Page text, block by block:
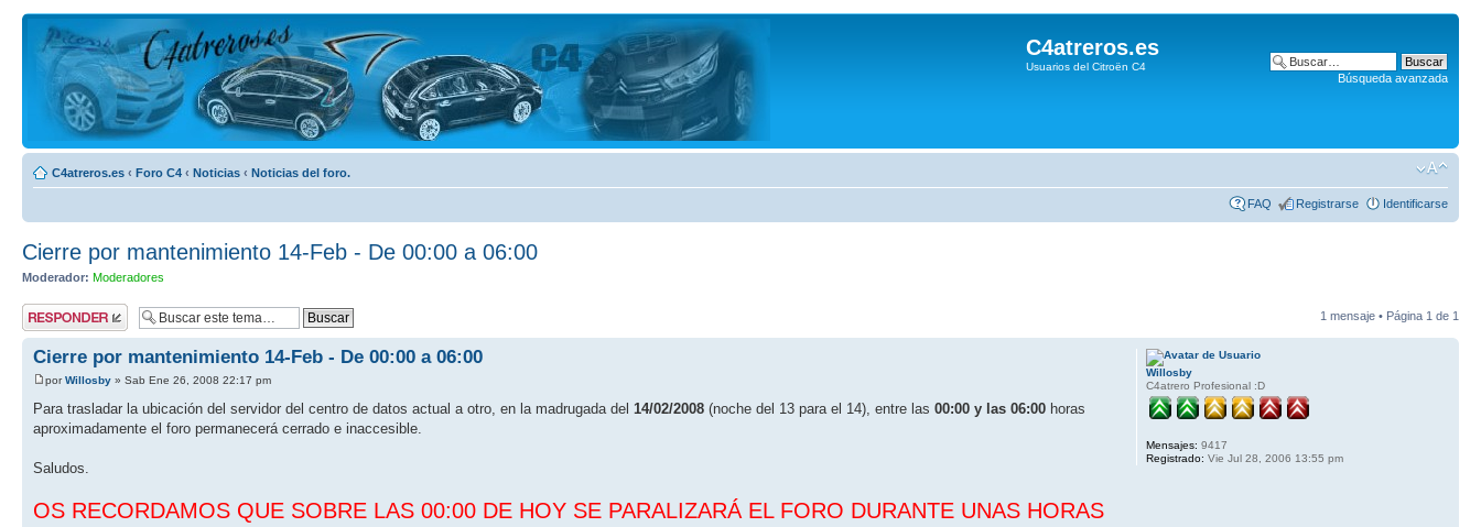
Búsqueda avanzada
C4atreros.es
Usuarios del Citroën C4
C4atreros.es ‹ Foro C4 ‹ Noticias ‹ Noticias del foro.
FAQ Registrarse Identificarse
Cierre por mantenimiento 14-Feb - De 00:00 a 06:00
Moderador: Moderadores
Publicar una
respuesta
1 mensaje • Página 1 de 1
Cierre por mantenimiento 14-Feb - De 00:00 a 06:00
porWillosby » Sab Ene 26, 2008 22:17 pm
Para trasladar la ubicación del servidor del centro de datos actual a otro, en la madrugada del 14/02/2008 (noche del 13 para el 14), entre las 00:00 y las 06:00 horas
aproximadamente el foro permanecerá cerrado e inaccesible.
Saludos.
OS RECORDAMOS QUE SOBRE LAS 00:00 DE HOY SE PARALIZARÁ EL FORO DURANTE UNAS HORAS
Willosby
C4atrero Profesional :D
Mensajes: 9417
Registrado: Vie Jul 28, 2006 13:55 pm